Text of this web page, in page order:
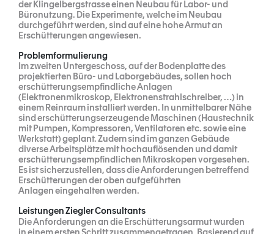
der Klingelbergstrasse einen Neubau für Labor- und
Büronutzung. Die Experimente, welche im Neubau
durchgeführt werden, sind auf eine hohe Armut an
Erschütterungen angewiesen.
Problemformulierung
Im zweiten Untergeschoss, auf der Bodenplatte des
projektierten Büro- und Laborgebäudes, sollen hoch
erschütterungsempfindliche Anlagen
(Elektronenmikroskop, Elektronenstrahlschreiber, …) in
einem Reinraum installiert werden. In unmittelbarer Nähe
sind erschütterungserzeugende Maschinen (Haustechnik
mit Pumpen, Kompressoren, Ventilatoren etc. sowie eine
Werkstatt) geplant. Zudem sind im ganzen Gebäude
diverse Arbeitsplätze mit hochauflösenden und damit
erschütterungsempfindlichen Mikroskopen vorgesehen.
Es ist sicherzustellen, dass die Anforderungen betreffend
Erschütterungen der oben aufgeführten
Anlagen eingehalten werden.
Leistungen Ziegler Consultants
Die Anforderungen an die Erschütterungsarmut wurden
in einem ersten Schritt zusammengetragen. Basierend auf